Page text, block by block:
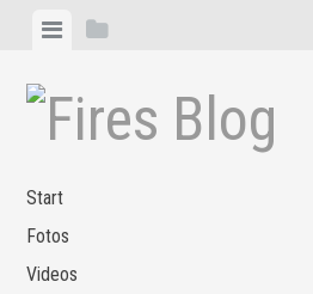
Zum
springen
MenüSeitenleiste
Start
Fotos
Videos